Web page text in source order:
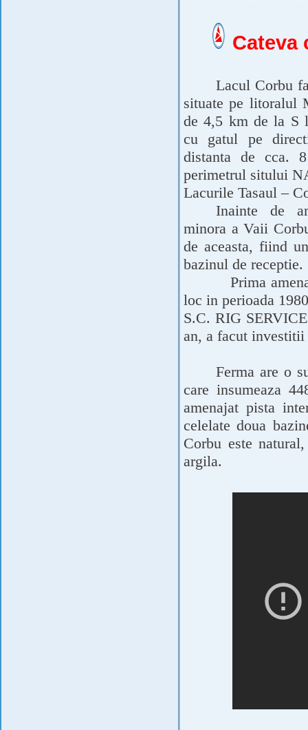
Cateva
Lacul Corbu
situate pe litoralul
de 4,5 km de la S
cu gatul pe
distanta de cca.
perimetrul sitului
Lacurile Tasaul –
Inainte de
minora a Vaii
de aceasta, fiind
bazinul de receptie.
Prima
loc in perioada
S.C. RIG
an, a facut investitii
Ferma are o
care insumeaza
amenajat pista
celelate doua
Corbu este
argila.